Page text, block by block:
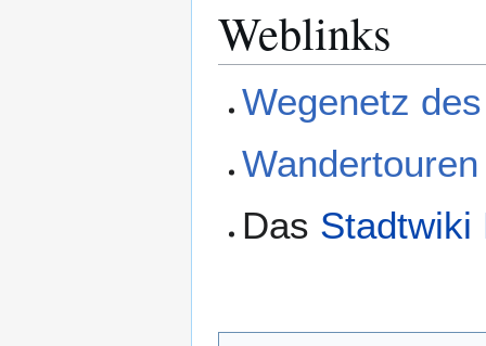
Weblinks
Wegenetz
Das Stadtwiki